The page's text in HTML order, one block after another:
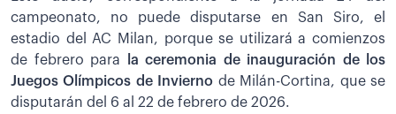
campeonato, no puede disputarse en San Siro, el
estadio del AC Milan, porque se utilizará a comienzos
de febrero para la ceremonia de inauguración de los
Juegos Olímpicos de Invierno de Milán-Cortina, que se
disputarán del 6 al 22 de febrero de 2026.